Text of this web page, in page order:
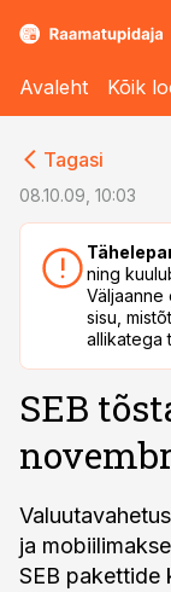
Avaleht Kõik
Tagasi
08.10.09, 10:03
ning
Väljaanne
sisu,
allikatega
SEB
ja
SEB pakettide